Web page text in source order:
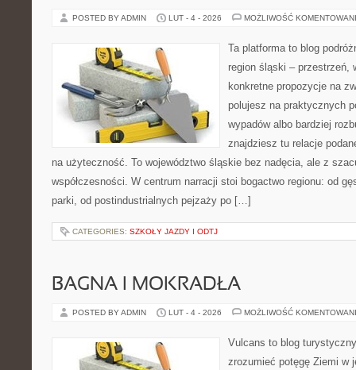
POSTED BY ADMIN LUT - 4 - 2026 MOŻLIWOŚĆ
Ta platforma to blog
region śląski – przestrzeń,
konkretne propozycje na
polujesz na praktycznych
wypadów albo bardziej
znajdziesz tu relacje
na użyteczność. To województwo śląskie bez nadęcia, ale z
współczesności. W centrum narracji stoi bogactwo regionu: od
parki, od postindustrialnych pejzaży po […]
CATEGORIES: SZKOŁY JAZDY I ODTJ
BAGNA I MOKRADŁA
POSTED BY ADMIN LUT - 4 - 2026 MOŻLIWOŚĆ
Vulcans to blog
zrozumieć potęgę Ziemi w